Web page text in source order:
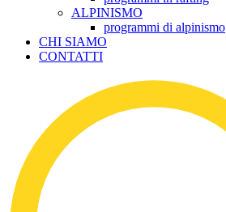
ALPINISMO
programmi di alpinismo
CHI SIAMO
CONTATTI